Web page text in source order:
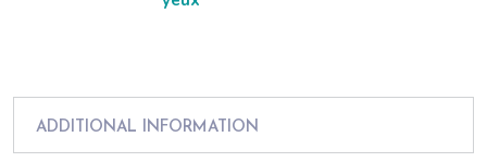
rétinopathie diabétique
ADDITIONAL INFORMATION